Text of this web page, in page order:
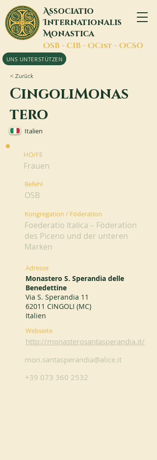
Associatio
Internationalis
Monastica
OSB - CIB - OCist - OCSO
UNS UNTERSTÜTZEN
< Zurück
CingoliMonas
tero
Italien
HO/FE
Frauen
Befehl
OSB
Kongregation / Föderation
Foederatio Italica – Föderation
des Piceno und der unteren
Marken
Adresse
Monastero S. Sperandia delle
Benedettine
Via S. Sperandia 11
62011 CINGOLI (MC)
Italien
Webseite
http://monasterosantasperandia.it/
mon.santasperandia@alice.it
+39 073 360 2532